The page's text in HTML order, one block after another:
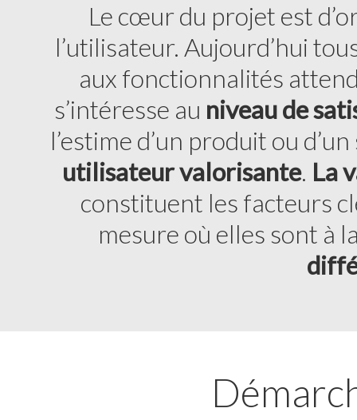
Le cœur du projet est
l’utilisateur. Aujourd’hui
aux fonctionnalités
s’intéresse au niveau de
l’estime d’un produit ou
utilisateur valorisante. La
constituent les facteurs
mesure où elles sont à